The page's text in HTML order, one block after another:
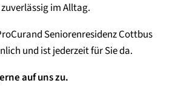
im Alltag.
Seniorenresidenz Cottbus
und ist jederzeit für Sie da.
auf uns zu.